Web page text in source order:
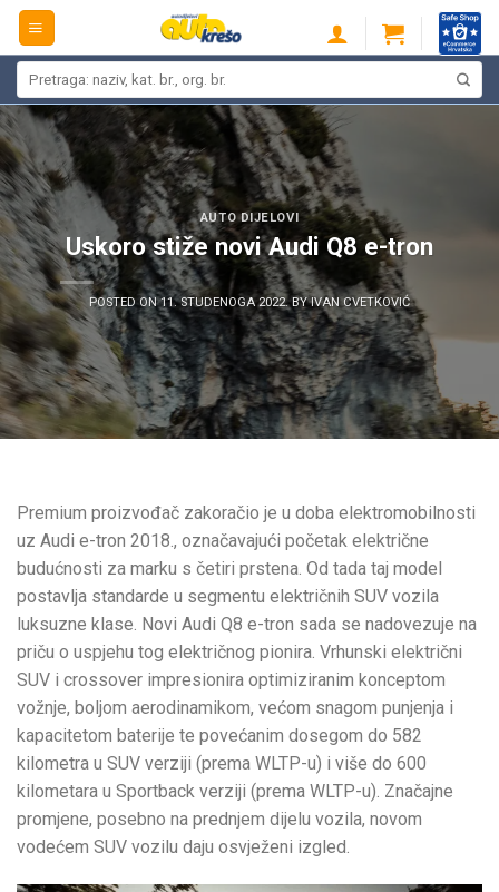
Skip
content
AUTO DIJELOVI
Uskoro stiže novi Audi Q8 e-tron
POSTED ON11. STUDENOGA 2022. BYIVAN CVETKOVIĆ
Premium proizvođač zakoračio je u doba elektromobilnosti
uz Audi e-tron 2018., označavajući početak električne
budućnosti za marku s četiri prstena. Od tada taj model
postavlja standarde u segmentu električnih SUV vozila
luksuzne klase. Novi Audi Q8 e-tron sada se nadovezuje na
priču o uspjehu tog električnog pionira. Vrhunski električni
SUV i crossover impresionira optimiziranim konceptom
vožnje, boljom aerodinamikom, većom snagom punjenja i
kapacitetom baterije te povećanim dosegom do 582
kilometra u SUV verziji (prema WLTP-u) i više do 600
kilometara u Sportback verziji (prema WLTP-u). Značajne
promjene, posebno na prednjem dijelu vozila, novom
vodećem SUV vozilu daju osvježeni izgled.